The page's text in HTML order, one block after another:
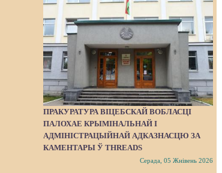
ПРАКУРАТУРА ВІЦЕБСКАЙ ВОБЛАСЦІ
ПАЛОХАЕ КРЫМІНАЛЬНАЙ І
АДМІНІСТРАЦЫЙНАЙ АДКАЗНАСЦЮ ЗА
КАМЕНТАРЫ Ў THREADS
Серада, 05 Жнівень 2026